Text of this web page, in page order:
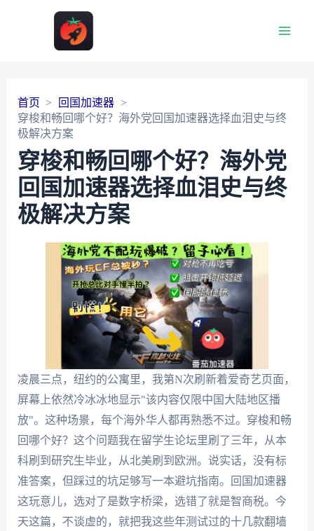
首页
回国加速器
穿梭和畅回哪个好？海外党回国加速器选择血泪史与终
极解决方案
穿梭和畅回哪个好？海外党
回国加速器选择血泪史与终
极解决方案
凌晨三点，纽约的公寓里，我第N次刷新着爱奇艺页面，
屏幕上依然冷冰冰地显示"该内容仅限中国大陆地区播
放"。这种场景，每个海外华人都再熟悉不过。穿梭和畅
回哪个好？这个问题我在留学生论坛里刷了三年，从本
科刷到研究生毕业，从北美刷到欧洲。说实话，没有标
准答案，但踩过的坑足够写一本避坑指南。回国加速器
这玩意儿，选对了是数字桥梁，选错了就是智商税。今
天这篇，不谈虚的，就把我这些年测试过的十几款翻墙